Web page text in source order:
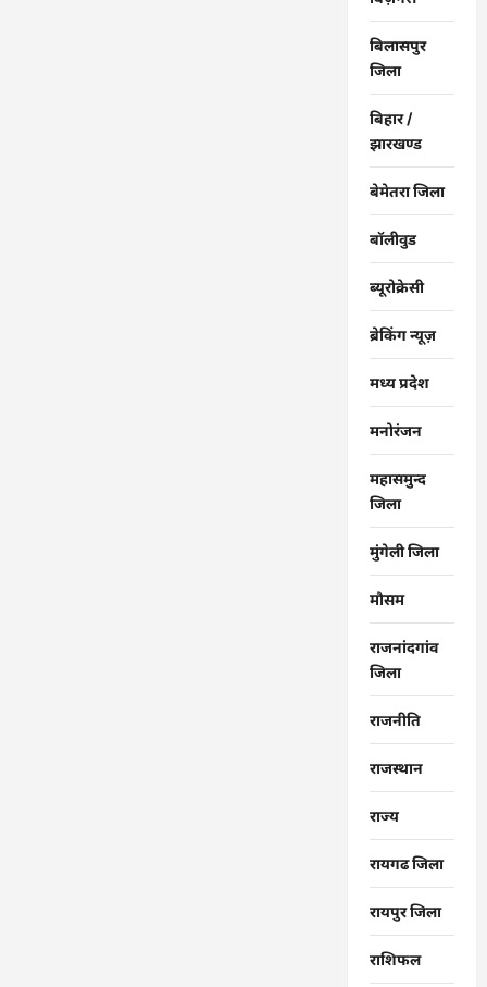
बिलासपुर
जिला
बिहार /
झारखण्ड
बेमेतरा जिला
बॉलीवुड
ब्यूरोक्रेसी
ब्रेकिंग न्यूज़
मध्य प्रदेश
मनोरंजन
महासमुन्द
जिला
मुंगेली जिला
मौसम
राजनांदगांव
जिला
राजनीति
राजस्थान
राज्‍य
रायगढ जिला
रायपुर जिला
राशिफल